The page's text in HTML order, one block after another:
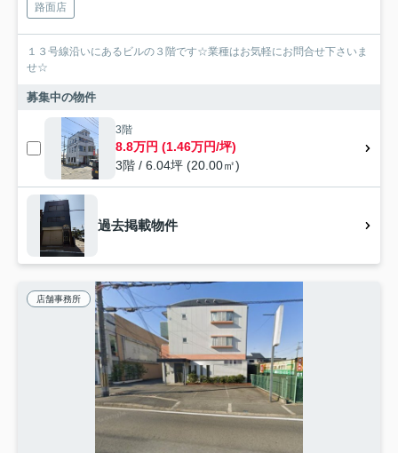
路面店
１３号線沿いにあるビルの３階です☆業種はお気軽にお問合せ下さいま
せ☆
募集中の物件
3階
8.8万円 (1.46万円/坪)
3階 / 6.04坪 (20.00㎡)
過去掲載物件
店舗事務所